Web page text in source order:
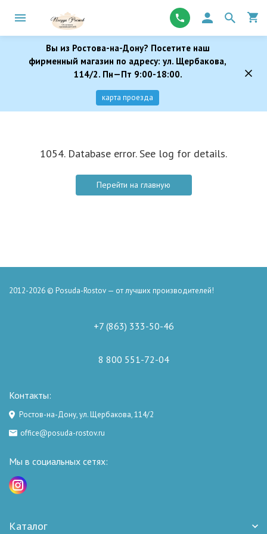
Вы из Ростова-на-Дону? Посетите наш
фирменный магазин по адресу: ул. Щербакова,
114/2. Пн—Пт 9:00-18:00.
карта проезда
1054. Database error. See log for details.
Перейти на главную
2012-2026 © Posuda-Rostov — от лучших производителей!
+7 (863) 333-50-46
8 800 551-72-04
Контакты:
Ростов-на-Дону, ул. Щербакова, 114/2
office@posuda-rostov.ru
Мы в социальных сетях:
Каталог